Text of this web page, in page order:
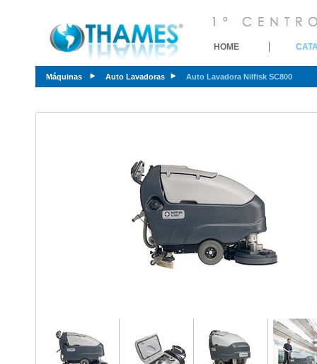
HOME
Máquinas Auto Lavadoras Auto Lavadora Nilfisk SC800